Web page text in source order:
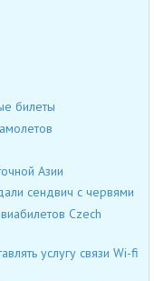
билеты
Азии
сендвич с червями
Czech
услугу связи Wi-fi